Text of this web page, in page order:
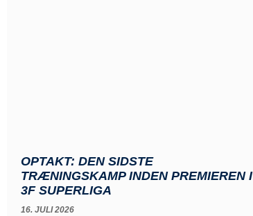
OPTAKT: DEN SIDSTE
TRÆNINGSKAMP INDEN PREMIEREN I
3F SUPERLIGA
16. JULI 2026